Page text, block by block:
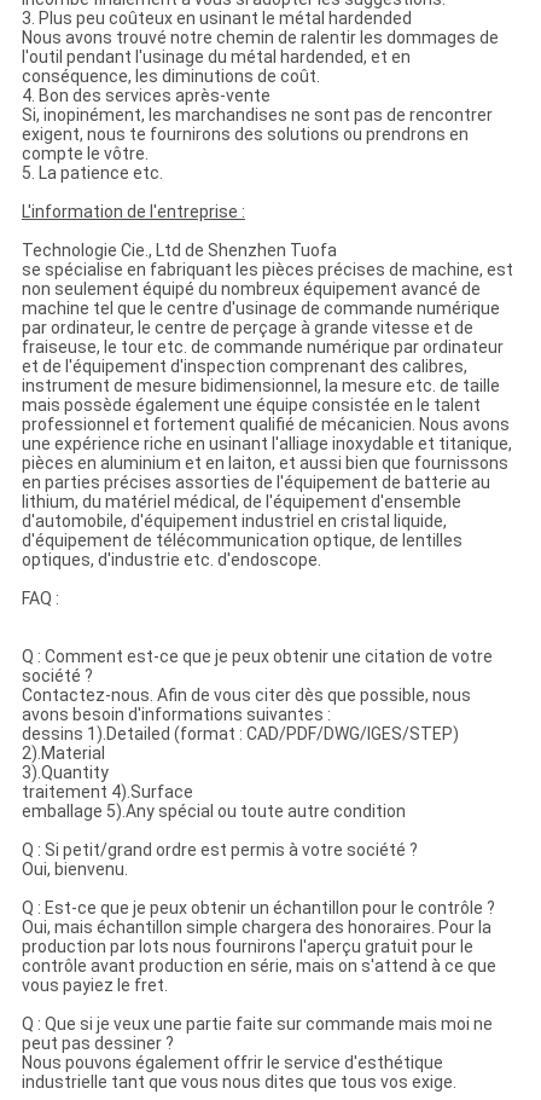
3. Plus peu coûteux en usinant le métal hardended
Nous avons trouvé notre chemin de ralentir les dommages de
l'outil pendant l'usinage du métal hardended, et en
conséquence, les diminutions de coût.
4. Bon des services après-vente
Si, inopinément, les marchandises ne sont pas de rencontrer
exigent, nous te fournirons des solutions ou prendrons en
compte le vôtre.
5. La patience etc.
L'information de l'entreprise :
Technologie Cie., Ltd de Shenzhen Tuofa
se spécialise en fabriquant les pièces précises de machine, est
non seulement équipé du nombreux équipement avancé de
machine tel que le centre d'usinage de commande numérique
par ordinateur, le centre de perçage à grande vitesse et de
fraiseuse, le tour etc. de commande numérique par ordinateur
et de l'équipement d'inspection comprenant des calibres,
instrument de mesure bidimensionnel, la mesure etc. de taille
mais possède également une équipe consistée en le talent
professionnel et fortement qualifié de mécanicien. Nous avons
une expérience riche en usinant l'alliage inoxydable et titanique,
pièces en aluminium et en laiton, et aussi bien que fournissons
en parties précises assorties de l'équipement de batterie au
lithium, du matériel médical, de l'équipement d'ensemble
d'automobile, d'équipement industriel en cristal liquide,
d'équipement de télécommunication optique, de lentilles
optiques, d'industrie etc. d'endoscope.
FAQ :
Q : Comment est-ce que je peux obtenir une citation de votre
société ?
Contactez-nous. Afin de vous citer dès que possible, nous
avons besoin d'informations suivantes :
dessins 1).Detailed (format : CAD/PDF/DWG/IGES/STEP)
2).Material
3).Quantity
traitement 4).Surface
emballage 5).Any spécial ou toute autre condition
Q : Si petit/grand ordre est permis à votre société ?
Oui, bienvenu.
Q : Est-ce que je peux obtenir un échantillon pour le contrôle ?
Oui, mais échantillon simple chargera des honoraires. Pour la
production par lots nous fournirons l'aperçu gratuit pour le
contrôle avant production en série, mais on s'attend à ce que
vous payiez le fret.
Q : Que si je veux une partie faite sur commande mais moi ne
peut pas dessiner ?
Nous pouvons également offrir le service d'esthétique
industrielle tant que vous nous dites que tous vos exige.